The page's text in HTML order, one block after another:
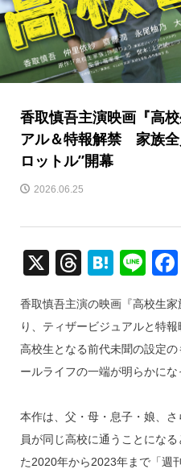
香取慎吾主演映画『高
アル＆特報解禁 家族全
ロットル”開幕
2026.06.25
X T
e
a
d
H
e
n
a
Li
e
香取慎吾主演の映画『高校生
り、ティザービジュアルと特
高校生となる前代未聞の設定
ールライフの一端が明らかにな
本作は、父・母・息子・娘、
員が同じ高校に通うことにな
た2020年から2023年まで「週